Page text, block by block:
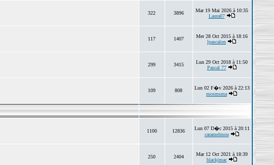
322 3896
Mar 19 Mai 2026 à 10:35
Laura07
117 1407
Mer 28 Oct 2015 à 18:16
lpascalon
299 3415
Lun 29 Oct 2018 à 11:50
Pascal 77
109 808
Lun 02 F�v 2026 à 22:13
mosmsma
1100 12836
Lun 07 D�c 2015 à 20:11
caramelmou
250 2404
Mar 12 Oct 2021 à 18:39
blackjmac